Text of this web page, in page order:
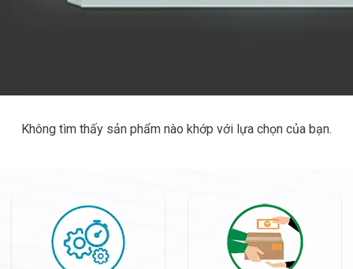
Không tìm thấy sản phẩm nào khớp với lựa chọn của bạn.